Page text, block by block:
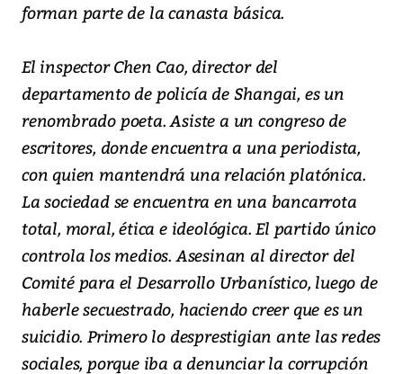
forman parte de la canasta básica.
El inspector Chen Cao, director del
departamento de policía de Shangai, es un
renombrado poeta. Asiste a un congreso de
escritores, donde encuentra a una periodista,
con quien mantendrá una relación platónica.
La sociedad se encuentra en una bancarrota
total, moral, ética e ideológica. El partido único
controla los medios. Asesinan al director del
Comité para el Desarrollo Urbanístico, luego de
haberle secuestrado, haciendo creer que es un
suicidio. Primero lo desprestigian ante las redes
sociales, porque iba a denunciar la corrupción